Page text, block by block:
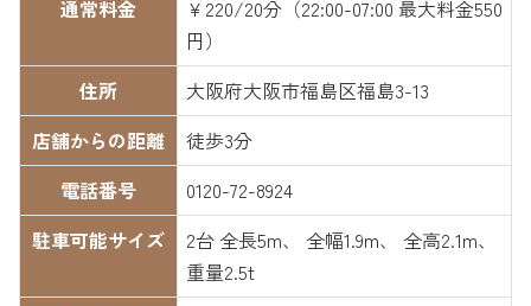
通常料金
￥220/20分（22:00-07:00 最大料金550
円）
住所
大阪府大阪市福島区福島3-13
店舗からの距離
徒歩3分
電話番号
0120-72-8924
駐車可能サイズ
2台 全長5m、 全幅1.9m、 全高2.1m、
重量2.5t